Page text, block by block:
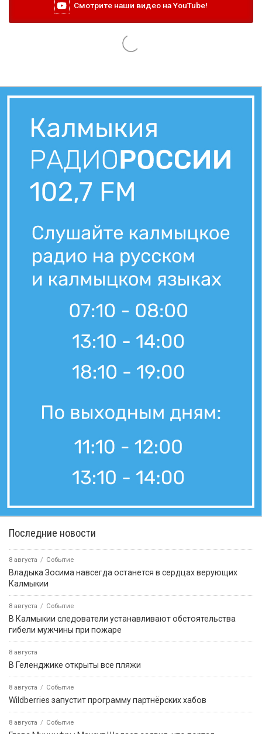
Смотрите наши видео на YouTube!
Последние новости
8 августа Событие
Владыка Зосима навсегда останется в сердцах верующих
Калмыкии
8 августа Событие
В Калмыкии следователи устанавливают обстоятельства
гибели мужчины при пожаре
8 августа
В Геленджике открыты все пляжи
8 августа Событие
Wildberries запустит программу партнёрских хабов
8 августа Событие